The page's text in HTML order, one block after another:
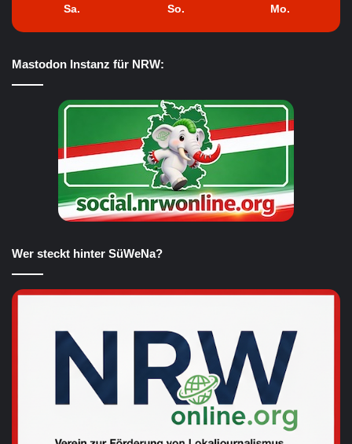
Sa. So. Mo.
Mastodon Instanz für NRW:
Wer steckt hinter SüWeNa?